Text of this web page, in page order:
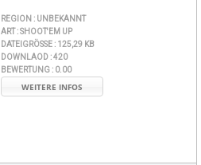
REGION : UNBEKANNT
ART :SHOOT'EM UP
DATEIGRÖSSE : 125,29 KB
DOWNLAOD :420
BEWERTUNG : 0.00
WEITERE INFOS